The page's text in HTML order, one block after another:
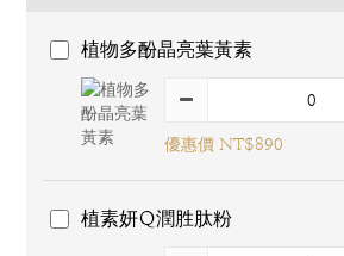
植物多酚晶亮葉黃素
優惠價 NT$890
植素妍Ｑ潤胜肽粉